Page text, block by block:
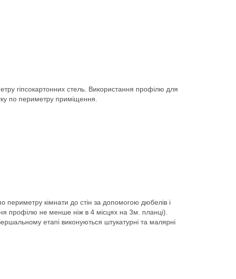
гіпсокартонних стель. Використання профілю для
по периметру приміщення.
периметру кімнати до стін за допомогою дюбелів і
профілю не менше ніж в 4 місцях на 3м. планці).
етапі виконуються штукатурні та малярні